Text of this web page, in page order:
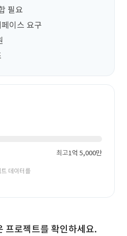
필요
이스 요구
최고1억 5,000만
데이터를
프로젝트를 확인하세요.